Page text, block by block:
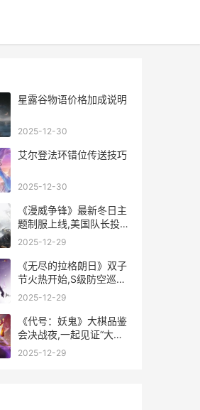
星露谷物语价格加成说明
2025-12-30
艾尔登法环错位传送技巧
2025-12-30
《漫威争锋》最新冬日主
题制服上线,美国队长投篮
动作加入游戏 漫威争斗百
2025-12-29
《无尽的拉格朗日》双子
节火热开始,S级防空巡洋
舰登场 无尽的拉格朗日藏
2025-12-29
《代号：妖鬼》大棋品鉴
会决战夜,一起见证“大棋
业家”诞生 代号妖鬼阎罗
2025-12-29